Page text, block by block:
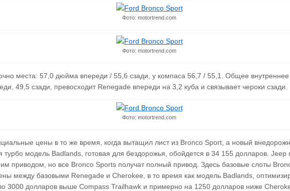
Фото: motortrend.com
Фото: motortrend.com
места: 57,0 дюйма впереди / 55,6 сзади, у компаса 56,7 / 55,1. Общее внутреннее
49,5 сзади, превосходит Renegade впереди на 3,2 куба и связывает чероки сзади.
Фото: motortrend.com
цены в то же время, когда вытащил лист из Bronco Sport, а новый
турбо модель Badlands, готовая для бездорожья, обойдется в 34 155 долларов. Jeep
приводом, но все Bronco Sports получат полный привод. Здесь базовые слоты
между базовыми Renegade и Cherokee, в то время как модель Badlands,
3000 долларов выше Compass Trailhawk и примерно на 1250 долларов ниже